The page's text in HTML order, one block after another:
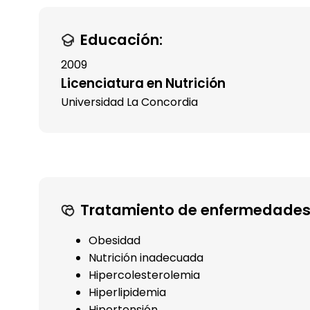
Educación:
2009
Licenciatura en Nutrición
Universidad La Concordia
Tratamiento de
Obesidad
Nutrición inadecuada
Hipercolesterolemia
Hiperlipidemia